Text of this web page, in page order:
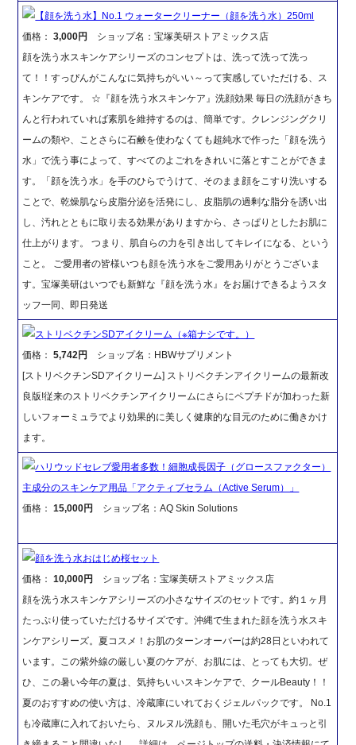
【顔を洗う水】No.1 ウォータークリーナー（顔を洗う水）250ml
価格：3,000円
ショップ名：宝塚美研ストアミックス店
顔を洗う水スキンケアシリーズのコンセプトは、洗って洗って洗っ
て！！すっぴんがこんなに気持ちがいい～って実感していただける、ス
キンケアです。 ☆『顔を洗う水スキンケア』洗顔効果 毎日の洗顔がきち
んと行われていれば素肌を維持するのは、簡単です。クレンジングクリ
ームの類や、ことさらに石鹸を使わなくても超純水で作った「顔を洗う
水」で洗う事によって、すべてのよごれをきれいに落とすことができま
す。「顔を洗う水」を手のひらでうけて、そのまま顔をこすり洗いする
ことで、乾燥肌なら皮脂分泌を活発にし、皮脂肌の過剰な脂分を誘い出
し、汚れとともに取り去る効果がありますから、さっぱりとしたお肌に
仕上がります。 つまり、肌自らの力を引き出してキレイになる、という
こと。 ご愛用者の皆様いつも顔を洗う水をご愛用ありがとうございま
す。宝塚美研はいつでも新鮮な『顔を洗う水』をお届けできるようスタ
ッフ一同、即日発送
ストリベクチンSDアイクリーム（※箱ナシです。）
価格：5,742円
ショップ名：HBWサプリメント
[ストリベクチンSDアイクリーム] ストリベクチンアイクリームの最新改
良版!従来のストリベクチンアイクリームにさらにペプチドが加わった新
しいフォーミュラでより効果的に美しく健康的な目元のために働きかけ
ます。
ハリウッドセレブ愛用者多数！細胞成長因子（グロースファクター）
主成分のスキンケア用品「アクティブセラム（Active Serum）」
価格：15,000円 ショップ名：AQ Skin Solutions
顔を洗う水おはじめ桜セット
価格：10,000円
ショップ名：宝塚美研ストアミックス店
顔を洗う水スキンケアシリーズの小さなサイズのセットです。約１ヶ月
たっぷり使っていただけるサイズです。沖縄で生まれた顔を洗う水スキ
ンケアシリーズ。夏コスメ！お肌のターンオーバーは約28日といわれて
います。この紫外線の厳しい夏のケアが、お肌には、とっても大切。ぜ
ひ、この暑い今年の夏は、気持ちいいスキンケアで、クールBeauty！！
夏のおすすめの使い方は、冷蔵庫にいれておくジェルパックです。 No.1
も冷蔵庫に入れておいたら、ヌルヌル洗顔も、開いた毛穴がキュっと引